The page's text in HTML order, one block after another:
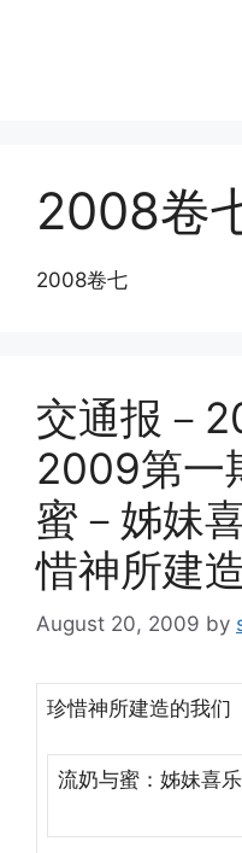
2008卷
2008卷七
交通报－
2009第
蜜－姊妹
惜神所建
August 20, 2009 by
珍惜神所建造的我们
流奶与蜜：姊妹喜